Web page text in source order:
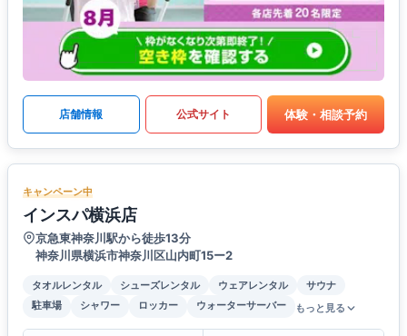
店舗情報 公式サイト 体験・相談予約
キャンペーン中
インスパ横浜店
京急東神奈川駅から徒歩13分
神奈川県横浜市神奈川区山内町15ー2
タオルレンタル シューズレンタル ウェアレンタル
サウナ
駐車場
シャワー ロッカー ウォーターサーバー もっと見る